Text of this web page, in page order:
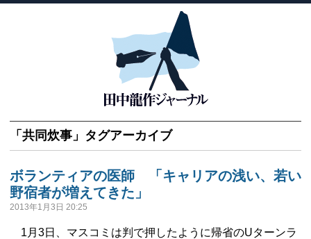
「 共同炊事 」タグアーカイブ
ボランティアの医師 「キャリアの浅い、若い
野宿者が増えてきた」
2013年1月3日 20:25
1月3日、マスコミは判で押したように帰省のUターンラ